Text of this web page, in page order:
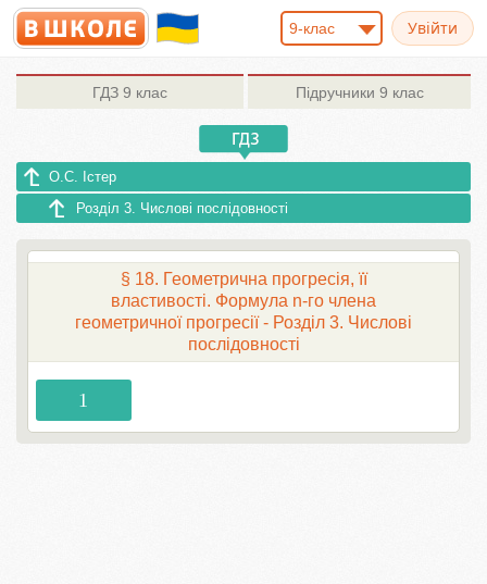
9-клас
ГДЗ 9 клас Підручники 9 клас
О.С. Істер
Розділ 3. Числові послідовності
§ 18. Геометрична прогресія, її
властивості. Формула n-го члена
геометричної прогресії - Розділ 3. Числові
послідовності
1